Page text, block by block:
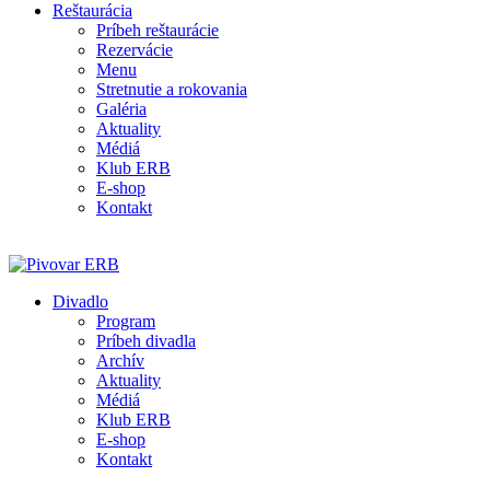
Reštaurácia
Príbeh reštaurácie
Rezervácie
Menu
Stretnutie a rokovania
Galéria
Aktuality
Médiá
Klub ERB
E-shop
Kontakt
Divadlo
Program
Príbeh divadla
Archív
Aktuality
Médiá
Klub ERB
E-shop
Kontakt